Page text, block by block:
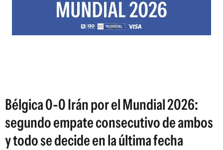
ESTADOS UNIDOS
Bélgica 0-0 Irán por el Mundial 2026:
segundo empate consecutivo de ambos
y todo se decide en la última fecha